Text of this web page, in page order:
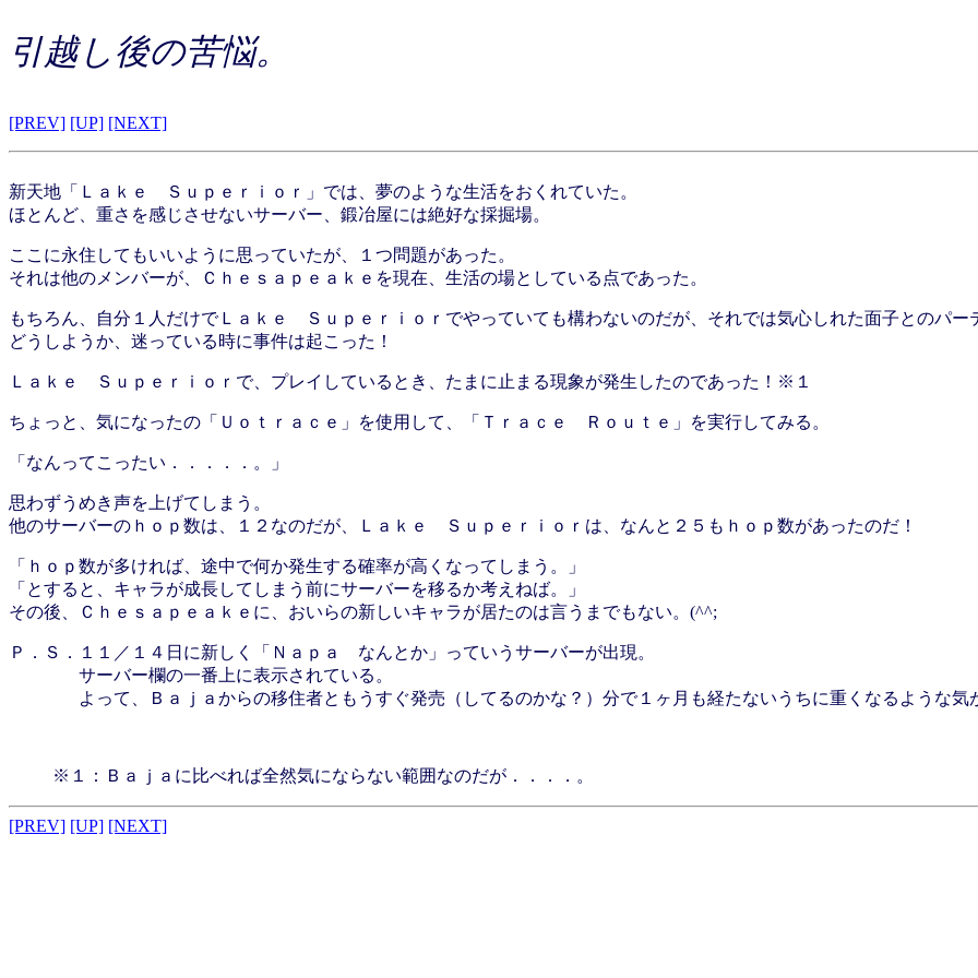
引越し後の苦悩。
[PREV] [UP] [NEXT]
新天地「Ｌａｋｅ Ｓｕｐｅｒｉｏｒ」では、夢のような生活をおくれていた。
ほとんど、重さを感じさせないサーバー、鍛冶屋には絶好な採掘場。
ここに永住してもいいように思っていたが、１つ問題があった。
それは他のメンバーが、Ｃｈｅｓａｐｅａｋｅを現在、生活の場としている点であった。
もちろん、自分１人だけでＬａｋｅ Ｓｕｐｅｒｉｏｒでやっていても構わないのだが、それでは気心しれた面子とのパー
どうしようか、迷っている時に事件は起こった！
Ｌａｋｅ Ｓｕｐｅｒｉｏｒで、プレイしているとき、たまに止まる現象が発生したのであった！※１
ちょっと、気になったの「Ｕｏｔｒａｃｅ」を使用して、「Ｔｒａｃｅ Ｒｏｕｔｅ」を実行してみる。
「なんってこったい．．．．．。」
思わずうめき声を上げてしまう。
他のサーバーのｈｏｐ数は、１２なのだが、Ｌａｋｅ Ｓｕｐｅｒｉｏｒは、なんと２５もｈｏｐ数があったのだ！
「ｈｏｐ数が多ければ、途中で何か発生する確率が高くなってしまう。」
「とすると、キャラが成長してしまう前にサーバーを移るか考えねば。」
その後、Ｃｈｅｓａｐｅａｋｅに、おいらの新しいキャラが居たのは言うまでもない。(^^;
Ｐ．Ｓ．１１／１４日に新しく「Ｎａｐａ なんとか」っていうサーバーが出現。
サーバー欄の一番上に表示されている。
よって、Ｂａｊａからの移住者ともうすぐ発売（してるのかな？）分で１ヶ月も経たないうちに重くなるような気が
※１：Ｂａｊａに比べれば全然気にならない範囲なのだが．．．．。
[PREV] [UP] [NEXT]